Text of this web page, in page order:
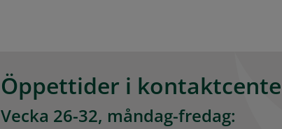
Öppettider i
Vecka 26-32, måndag-fredag: